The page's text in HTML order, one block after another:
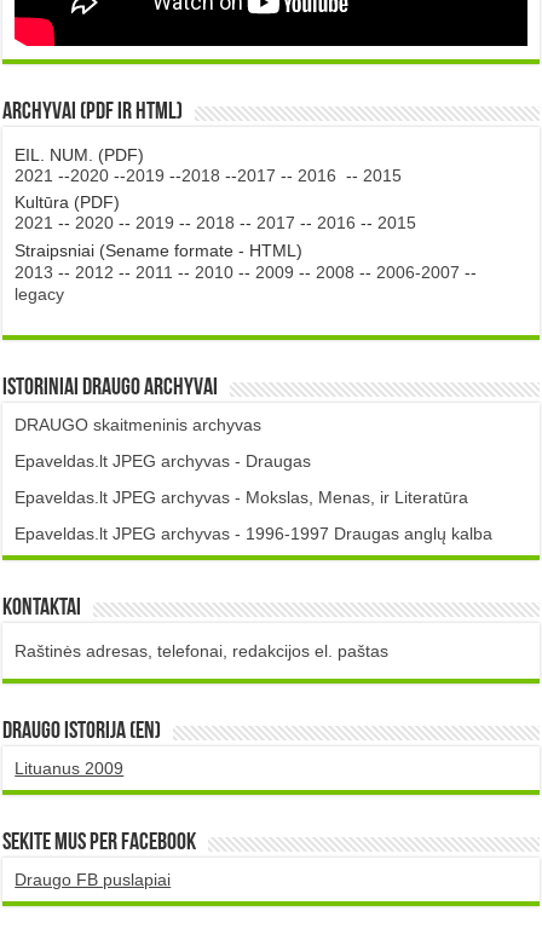
Archyvai (PDF ir HTML)
EIL. NUM. (PDF)
2021 --2020 --2019 --2018 --2017 -- 2016 -- 2015
Kultūra (PDF)
2021 -- 2020 -- 2019 -- 2018 -- 2017 -- 2016 -- 2015
Straipsniai (Sename formate - HTML)
2013 -- 2012 -- 2011 -- 2010 -- 2009 -- 2008 -- 2006-2007 --
legacy
Istoriniai DRAUGO Archyvai
DRAUGO skaitmeninis archyvas
Epaveldas.lt JPEG archyvas - Draugas
Epaveldas.lt JPEG archyvas - Mokslas, Menas, ir Literatūra
Epaveldas.lt JPEG archyvas - 1996-1997 Draugas anglų kalba
Kontaktai
Raštinės adresas, telefonai, redakcijos el. paštas
DRAUGO istorija (EN)
Lituanus 2009
Sekite mus per Facebook
Draugo FB puslapiai